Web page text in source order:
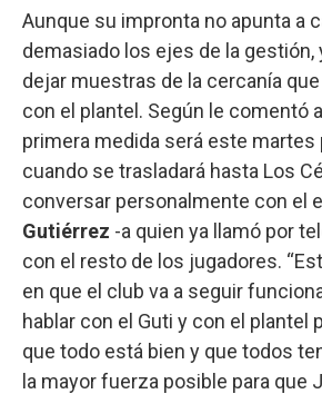
Aunque su impronta no apunta a
demasiado los ejes de la gestión,
dejar muestras de la cercanía
con el plantel. Según le comentó a
primera medida será este martes
cuando se trasladará hasta Los
conversar personalmente con el
Gutiérrez -a quien ya llamó por
con el resto de los jugadores.
en que el club va a seguir
hablar con el Guti y con el plantel
que todo está bien y que todos
la mayor fuerza posible para que